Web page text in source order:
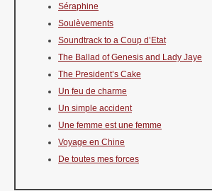
Séraphine
Soulèvements
Soundtrack to a Coup d’Etat
The Ballad of Genesis and Lady Jaye
The President’s Cake
Un feu de charme
Un simple accident
Une femme est une femme
Voyage en Chine
De toutes mes forces